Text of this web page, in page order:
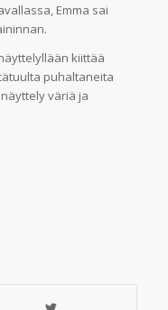
Emma sai
kiittää
puhaltaneita
väriä ja